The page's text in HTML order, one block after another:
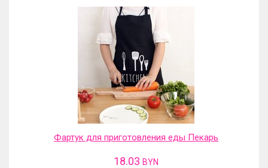
Фартук для приготовления еды Пекарь
18.03 BYN